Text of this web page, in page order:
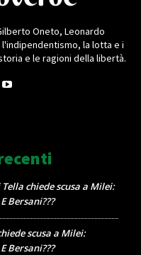
Oneto, Leonardo
l'indipendentismo, la lotta e i
e le ragioni della libertà.
Tella chiede scusa a Milei:
Bersani???
scusa a Milei:
Bersani???